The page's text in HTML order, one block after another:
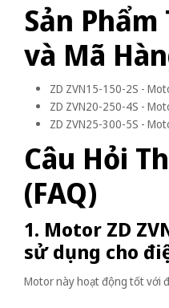
Sản
và Mã
ZD ZVN15-150-2S -
ZD ZVN20-250-4S -
ZD ZVN25-300-5S -
Câu Hỏi
(FAQ)
1. Motor ZD
sử dụng cho
Motor này hoạt động tốt với